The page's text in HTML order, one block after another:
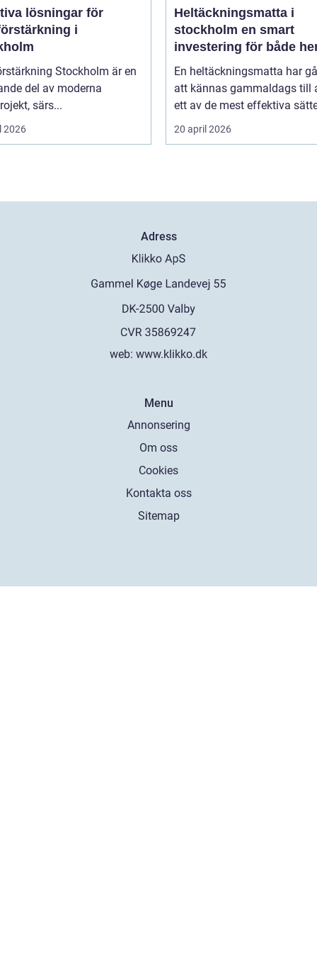
lösningar för
i
Stockholm är en
del av moderna
särs...
2026
Heltäckningsmatta i
stockholm en smart
investering för både
och kontor
En heltäckningsmatta har
att kännas gammaldags till
ett av de mest effektiva
20 april 2026
Adress
web: www.klikko.dk
Menu
Annonsering
Om oss
Cookies
Kontakta oss
Sitemap